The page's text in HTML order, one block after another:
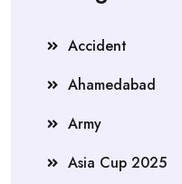
Accident
Ahamedabad
Army
Asia Cup 2025